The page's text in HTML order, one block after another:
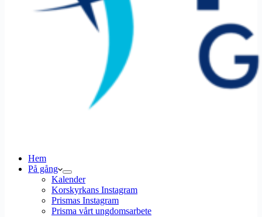
Hem
På gång
Kalender
Korskyrkans Instagram
Prismas Instagram
Prisma vårt ungdomsarbete